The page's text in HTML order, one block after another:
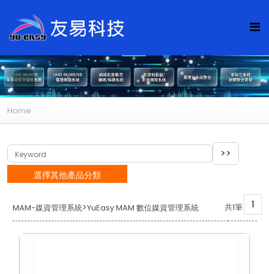
Home
選擇其他產品分類
MAM-媒資管理系統>YuEasy MAM 數位媒資管理系統 共1筆 1